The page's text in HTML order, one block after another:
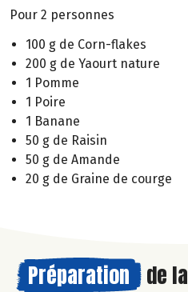
Pour 2 personnes
100 g de Corn-flakes
200 g de Yaourt nature
1 Pomme
1 Poire
1 Banane
50 g de Raisin
50 g de Amande
20 g de Graine de courge
Préparation de la